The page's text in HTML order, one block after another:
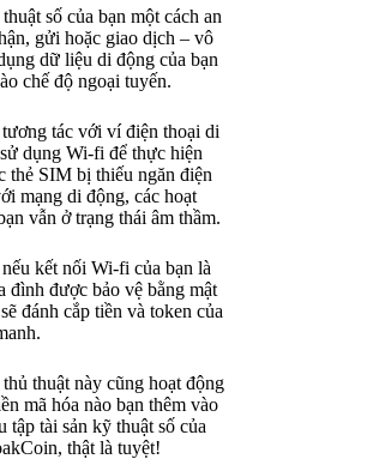
số của bạn một cách an
gửi hoặc giao dịch – vô
dữ liệu di động của bạn
chế độ ngoại tuyến.
tác với ví điện thoại di
dụng Wi-fi để thực hiện
thẻ SIM bị thiếu ngăn điện
mạng di động, các hoạt
vẫn ở trạng thái âm thầm.
kết nối Wi-fi của bạn là
đình được bảo vệ bằng mật
đánh cắp tiền và token của
thuật này cũng hoạt động
mã hóa nào bạn thêm vào
tập tài sản kỹ thuật số của
thật là tuyệt!